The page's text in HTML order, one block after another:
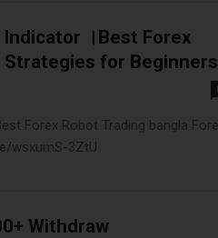
।Best Forex
Strategies for Beginners
Forex Robot Trading bangla
wsxumS-3ZtU
Withdraw